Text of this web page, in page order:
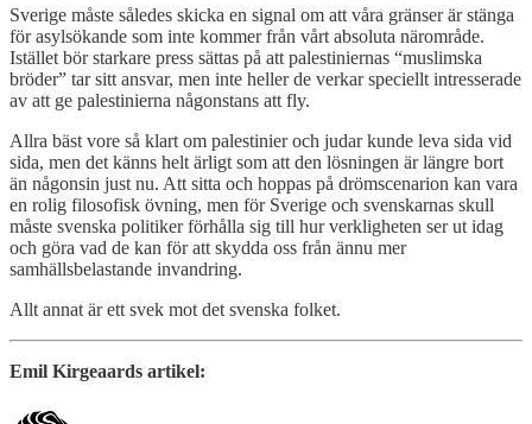
Sverige måste således skicka en signal om att våra gränser är stänga
för asylsökande som inte kommer från vårt absoluta närområde.
Istället bör starkare press sättas på att palestiniernas “muslimska
bröder” tar sitt ansvar, men inte heller de verkar speciellt intresserade
av att ge palestinierna någonstans att fly.
Allra bäst vore så klart om palestinier och judar kunde leva sida vid
sida, men det känns helt ärligt som att den lösningen är längre bort
än någonsin just nu. Att sitta och hoppas på drömscenarion kan vara
en rolig filosofisk övning, men för Sverige och svenskarnas skull
måste svenska politiker förhålla sig till hur verkligheten ser ut idag
och göra vad de kan för att skydda oss från ännu mer
samhällsbelastande invandring.
Allt annat är ett svek mot det svenska folket.
Emil Kirgeaards artikel: